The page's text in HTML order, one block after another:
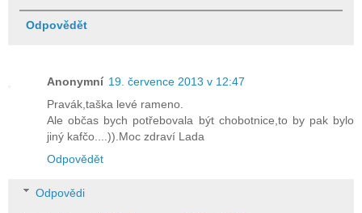
Odpovědět
Anonymní 19. července 2013 v 12:47
Pravák,taška levé rameno.
Ale občas bych potřebovala být chobotnice,to by pak bylo
jiný kafčo....)).Moc zdraví Lada
Odpovědět
Odpovědi